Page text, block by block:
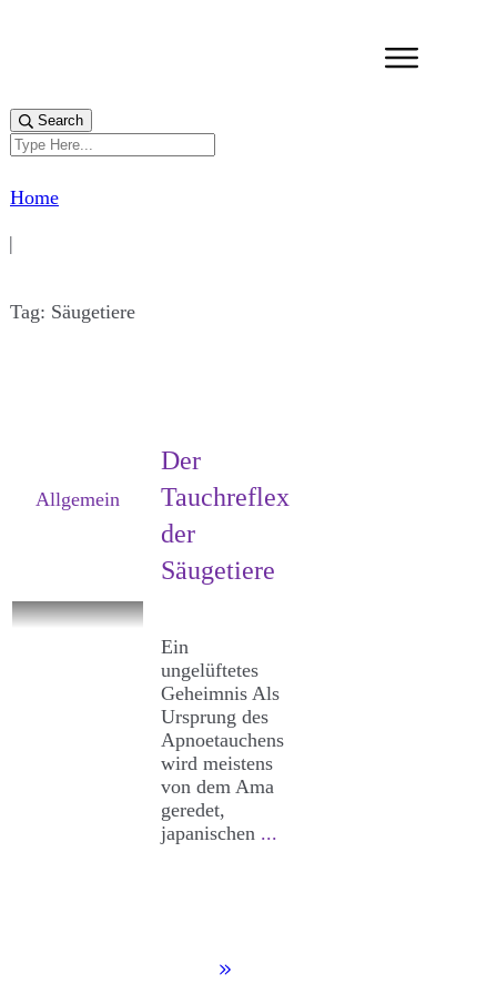
Search
Home
|
Tag: Säugetiere
Allgemein
Der
Tauchreflex
der
Säugetiere
Ein
ungelüftetes
Geheimnis Als
Ursprung des
Apnoetauchens
wird meistens
von dem Ama
geredet,
japanischen ...